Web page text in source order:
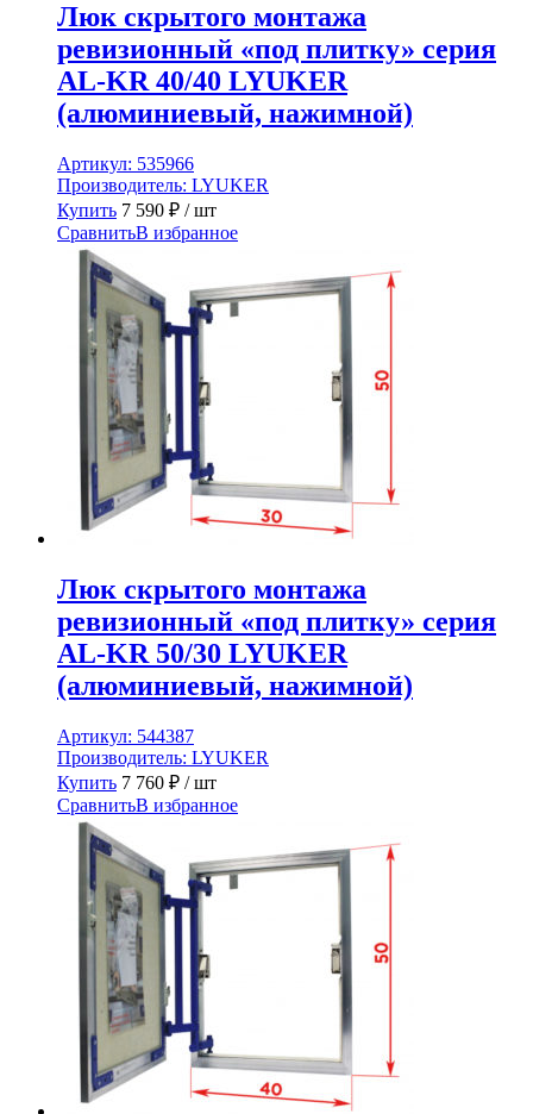
Люк скрытого монтажа
ревизионный «под плитку» серия
AL-KR 40/40 LYUKER
(алюминиевый, нажимной)
Артикул: 535966
Производитель: LYUKER
Купить 7 590 ₽ / шт
СравнитьВ избранное
Люк скрытого монтажа
ревизионный «под плитку» серия
AL-KR 50/30 LYUKER
(алюминиевый, нажимной)
Артикул: 544387
Производитель: LYUKER
Купить 7 760 ₽ / шт
СравнитьВ избранное